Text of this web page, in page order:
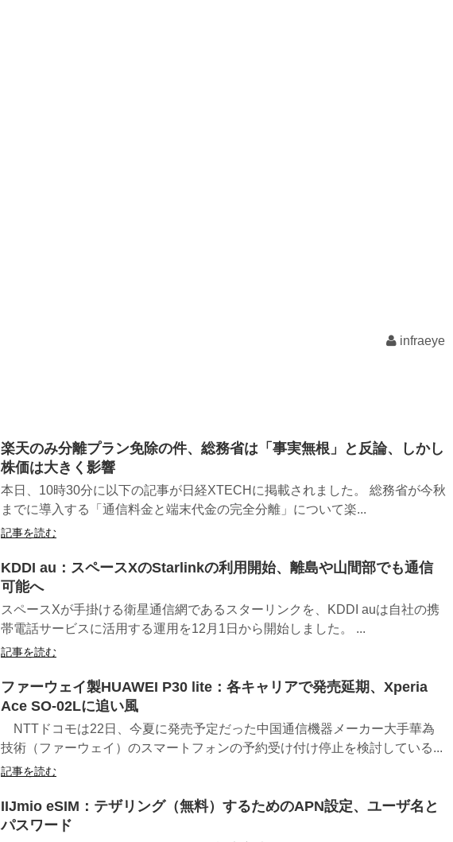
infraeye
楽天のみ分離プラン免除の件、総務省は「事実無根」と反論、しかし
株価は大きく影響
本日、10時30分に以下の記事が日経XTECHに掲載されました。 総務省が今秋
までに導入する「通信料金と端末代金の完全分離」について楽...
記事を読む
KDDI au：スペースXのStarlinkの利用開始、離島や山間部でも通信
可能へ
スペースXが手掛ける衛星通信網であるスターリンクを、KDDI auは自社の携
帯電話サービスに活用する運用を12月1日から開始しました。 ...
記事を読む
ファーウェイ製HUAWEI P30 lite：各キャリアで発売延期、Xperia
Ace SO-02Lに追い風
NTTドコモは22日、今夏に発売予定だった中国通信機器メーカー大手華為
技術（ファーウェイ）のスマートフォンの予約受け付け停止を検討している...
記事を読む
IIJmio eSIM：テザリング（無料）するためのAPN設定、ユーザ名と
パスワード